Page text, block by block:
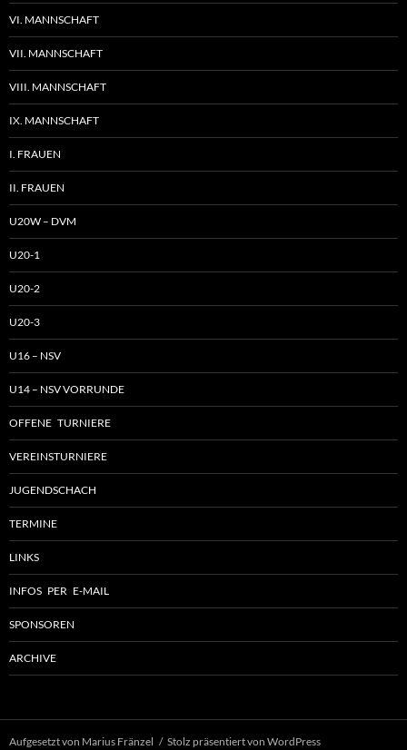
VI. MANNSCHAFT
VII. MANNSCHAFT
VIII. MANNSCHAFT
IX. MANNSCHAFT
I. FRAUEN
II. FRAUEN
U20W – DVM
U20-1
U20-2
U20-3
U16 – NSV
U14 – NSV VORRUNDE
OFFENE TURNIERE
VEREINSTURNIERE
JUGENDSCHACH
TERMINE
LINKS
INFOS PER E-MAIL
SPONSOREN
ARCHIVE
Aufgesetzt von Marius Fränzel Stolz präsentiert von WordPress